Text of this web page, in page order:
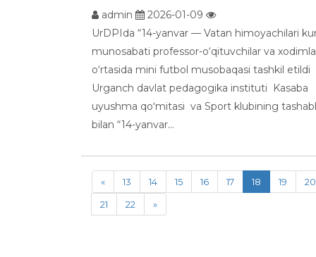
admin
2026-01-09
UrDPIda “14-yanvar — Vatan himoyachilari
munosabati professor-o‘qituvchilar va
o‘rtasida mini futbol musobaqasi tashkil etildi
Urganch davlat pedagogika instituti Kasaba
uyushma qoʻmitasi va Sport klubining
bilan “14-yanvar...
« 13 14 15 16 17 18 19
20
21
22 »